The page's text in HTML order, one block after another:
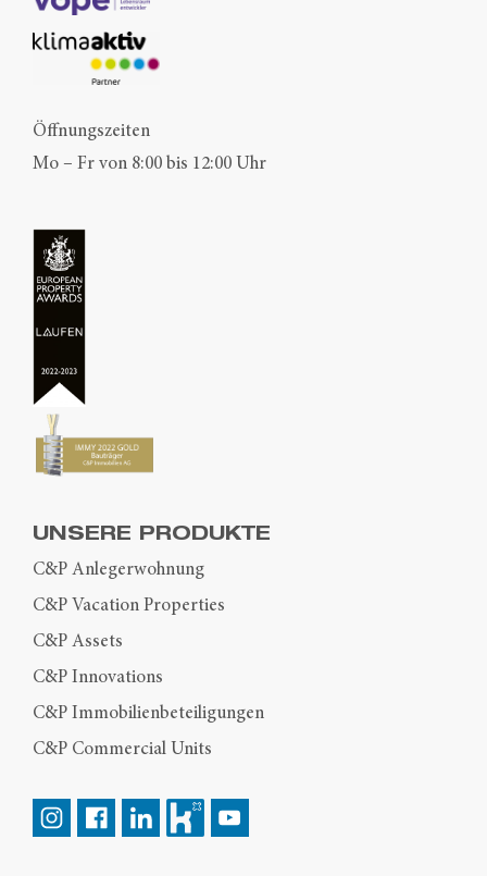
Öffnungszeiten
Mo – Fr von 8:00 bis 12:00 Uhr
UNSERE PRODUKTE
C&P Anlegerwohnung
C&P Vacation Properties
C&P Assets
C&P Innovations
C&P Immobilienbeteiligungen
C&P Commercial Units